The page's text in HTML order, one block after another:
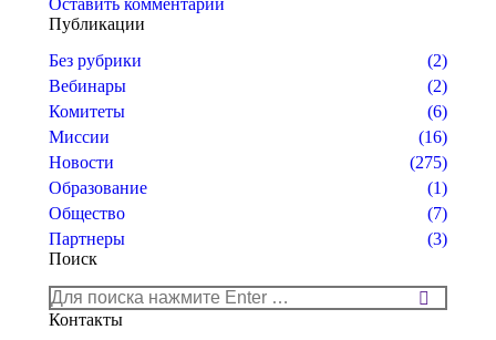
Оставить комментарий
Публикации
Без рубрики
(2)
Вебинары
(2)
Комитеты
(6)
Миссии
(16)
Новости
(275)
Образование
(1)
Общество
(7)
Партнеры
(3)
Поиск
Поиск:
Контакты